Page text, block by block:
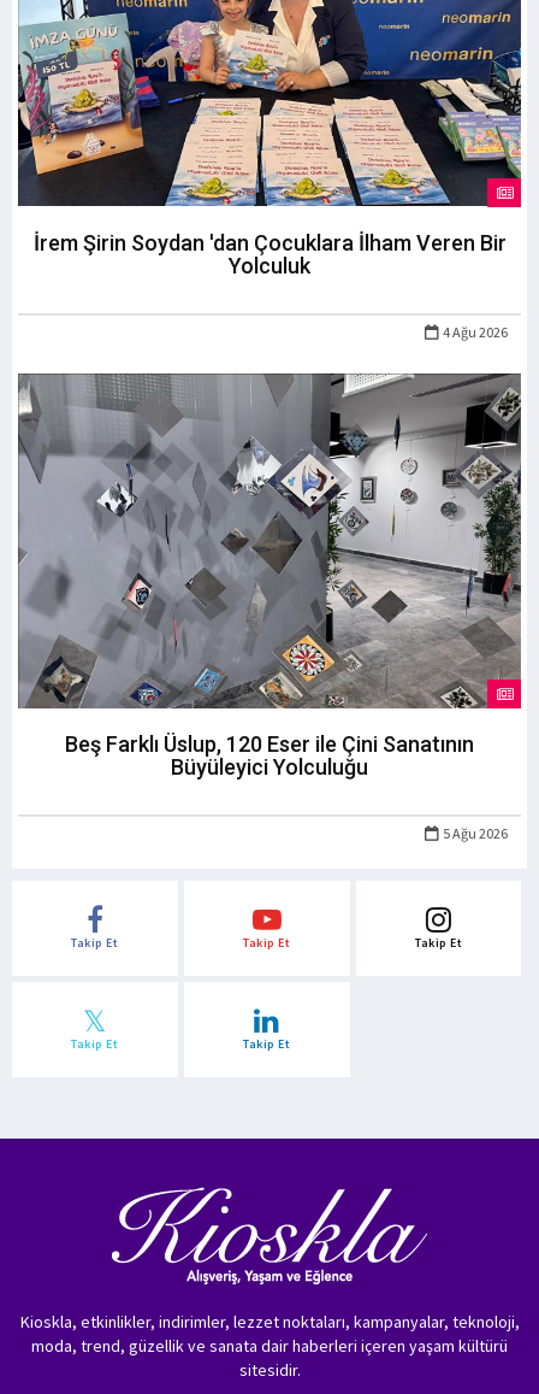
İrem Şirin Soydan 'dan Çocuklara İlham Veren Bir
Yolculuk
4 Ağu 2026
Beş Farklı Üslup, 120 Eser ile Çini Sanatının
Büyüleyici Yolculuğu
5 Ağu 2026
Takip Et Takip Et Takip Et
Takip Et Takip Et
Kioskla, etkinlikler, indirimler, lezzet noktaları, kampanyalar, teknoloji,
moda, trend, güzellik ve sanata dair haberleri içeren yaşam kültürü
sitesidir.